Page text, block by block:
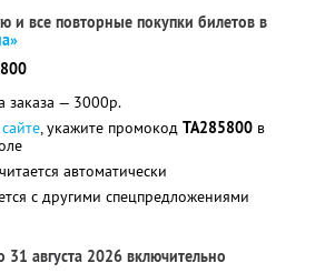
и все повторные покупки билетов в
заказа — 3000р.
сайте, укажите промокод TA285800 в
автоматически
с другими спецпредложениями
31 августа 2026 включительно